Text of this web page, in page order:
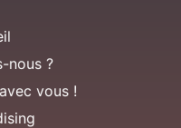
nous ?
vous !